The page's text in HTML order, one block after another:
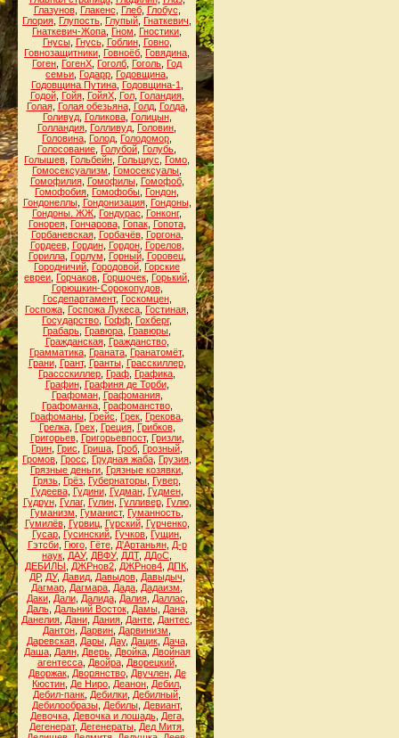
Глазунов, Глакенс Глеб, Глобус
Глория Глупость Глупый Гнаткевич
Гнаткевич-Жопа Гном Гностики
Гнусы, Гнусь, Гоблин, Говно,
Говнозащитники Говноёб Говядина
Гоген ГогенХ Гоголб Гоголь Год
семьи Годарр Годовщина
Годовщина Путина, Годовщина-1
Годой, Гойя, ГойяХ, Гол, Голандия,
Голая, Голая обезьяна, Голд, Голда,
Голивуд, Голикова, Голицын,
Голландия Голливуд Головин
Головина Голод Голодомор
Голосование Голубой Голубь
Голышев Гольбейн Гольциус Гомо
Гомосексуализм
Гомосексуалы
Гомофилия, Гомофилы, Гомофоб,
Гомофобия Гомофобы Гондон
Гондонеллы, Гондонизация, Гондоны,
Гондоны. ЖЖ Гондурас Гонконг,
Гонорея, Гончарова, Гопак, Гопота,
Горбаневская, Горбачёв, Горгона,
Гордеев, Гордин, Гордон, Горелов,
Горилла, Горлум Горный, Горовец,
Городничий Городовой Горские
евреи Горчаков Горшочек Горький
Горюшкин-Сорокопудов,
Госдепартамент, Госкомцен,
Госпожа Госпожа Лукеса Гостиная
Государство Гофф Гохберг,
Грабарь Гравюра Гравюры
Гражданская, Гражданство,
Грамматика Граната Гранатомёт,
Грани, Грант, Гранты, Грасскиллер,
Грассскиллер Граф Графика
Графин, Графиня де Торби,
Графоман, Графомания,
Графоманка, Графоманство,
Графоманы Грейс Грек Грекова
Грелка, Грех Греция, Грибков,
Григорьев, Григорьевпост, Гризли,
Грин Грис Гриша Гроб Грозный
Громов Гросс Грудная жаба Грузия
Грязные деньги Грязные козявки
Грязь Грёз Губернаторы Гувер
Гудеева, Гудини, Гудман, Гудмен,
Гудрун, Гулаг, Гулин, Гулливер, Гулю,
Гуманизм
Гуманист, Гуманность
Гумилёв, Гурвиц, Гурский, Гурченко,
Гусар Гусинский Гучков Гущин
Гэтсби, Гюго, Гёте, Д'Артаньян, Д-р
наук ДАУ, ДВФУ, ДДТ, ДДоС
ДЕБИЛЫ
ДЖРнов2 ДЖРнов4 ДПК
ДР, ДУ, Давид, Давыдов, Давыдыч
Дагмар Дагмара Дада Дадаизм
Даки, Дали, Далида, Далия, Даллас
Даль, Дальний Восток, Дамы, Дана,
Данелия Дани Дания Данте Дантес
Дантон Дарвин Дарвинизм
Даревская, Дары, Дау, Дацик, Дача,
Даша, Даян, Дверь, Двойка, Двойная
агентесса, Двойра, Дворецкий,
Дворжак, Дворянство, Двучлен, Де
Кюстин Де Ниро Деанон Дебил
Дебил-панк Дебилки Дебилный
Дебилообразы, Дебилы, Девиант,
Девочка, Девочка и лошадь, Дега,
Дегенерат, Дегенераты Дед Митя